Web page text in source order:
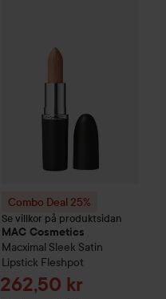
Combo Deal 25%
Se villkor på produktsidan
MAC Cosmetics
Macximal Sleek Satin
Lipstick Fleshpot
Reapris
262,50 kr